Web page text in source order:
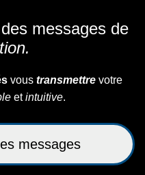
messages de
vous transmettre votre
etintuitive.
messages